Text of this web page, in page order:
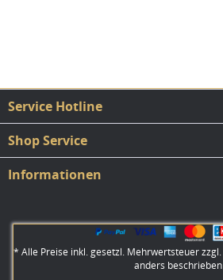
Service Hotline
Shop Service
Informationen
* Alle Preise inkl. gesetzl. Mehrwertsteuer zzgl.
anders beschrieben